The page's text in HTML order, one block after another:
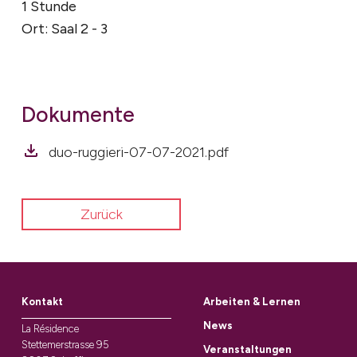
1 Stunde
Ort: Saal 2 - 3
Dokumente
duo-ruggieri-07-07-2021.pdf
Zurück
Kontakt
La Résidence
Stettemerstrasse 95
Arbeiten & Lernen
News
Veranstaltungen